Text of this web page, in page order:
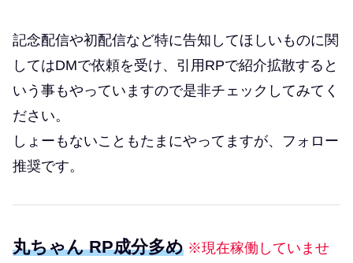
記念配信や初配信など特に告知してほしいものに関
してはDMで依頼を受け、引用RPで紹介拡散すると
いう事もやっていますので是非チェックしてみてく
ださい。
しょーもないこともたまにやってますが、フォロー
推奨です。
丸ちゃん RP成分多め ※現在稼働していませ